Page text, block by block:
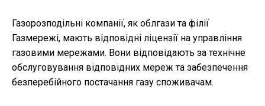
Газорозподільні компанії, як облгази та філії
Газмережі, мають відповідні ліцензії на управління
газовими мережами. Вони відповідають за технічне
обслуговування відповідних мереж та забезпечення
безперебійного постачання газу споживачам.